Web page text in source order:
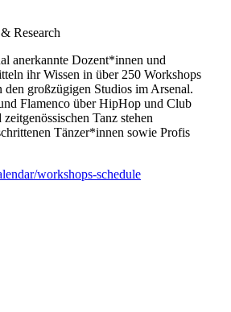
Research
anerkannte Dozent*innen und
ihr Wissen in über 250 Workshops
den großzügigen Studios im Arsenal.
Flamenco über HipHop und Club
Tanz stehen
Tänzer*innen sowie Profis
workshops-schedule